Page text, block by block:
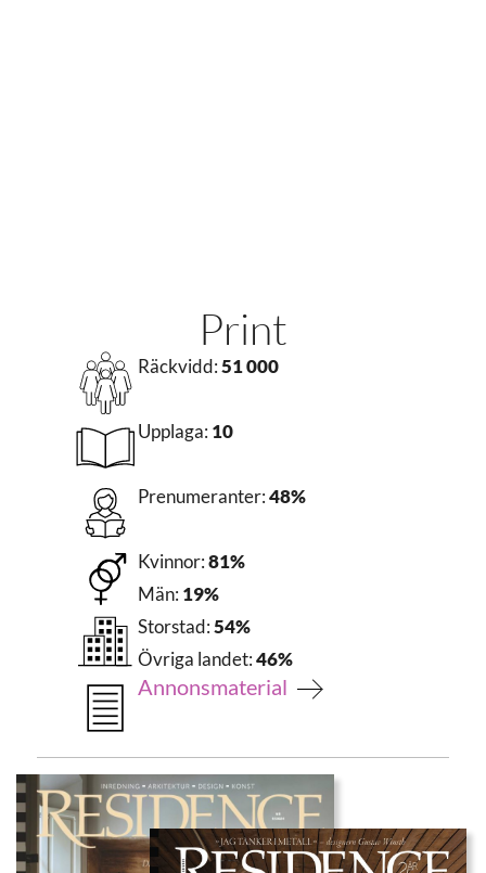
Print
Räckvidd:51 000
Upplaga: 10
Prenumeranter:48%
Kvinnor:81%
Män: 19%
Storstad:54%
Övriga landet:46%
Annonsmaterial